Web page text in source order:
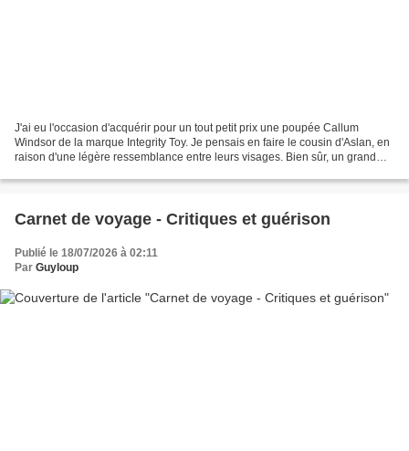
J'ai eu l'occasion d'acquérir pour un tout petit prix une poupée Callum
Windsor de la marque Integrity Toy. Je pensais en faire le cousin d'Aslan, en
raison d'une légère ressemblance entre leurs visages. Bien sûr, un grand
Carnet de voyage - Critiques et guérison
Publié le 18/07/2026 à 02:11
Par Guyloup